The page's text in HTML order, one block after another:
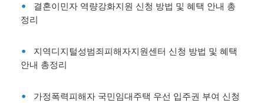
결혼이민자 역량강화지원 신청 방법 및 혜택 안내 총
정리
지역디지털성범죄피해자지원센터 신청 방법 및 혜택
안내 총정리
가정폭력피해자 국민임대주택 우선 입주권 부여 신청